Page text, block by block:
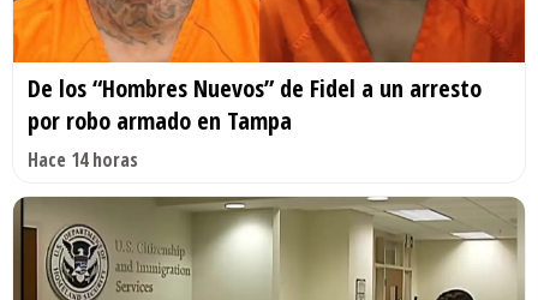
De los “Hombres Nuevos” de Fidel a un arresto
por robo armado en Tampa
Hace 14 horas